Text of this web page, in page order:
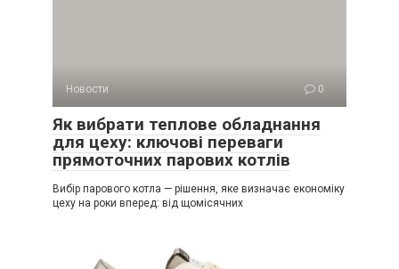
Новости 0
Як вибрати теплове обладнання
для цеху: ключові переваги
прямоточних парових котлів
Вибір парового котла — рішення, яке визначає економіку
цеху на роки вперед: від щомісячних